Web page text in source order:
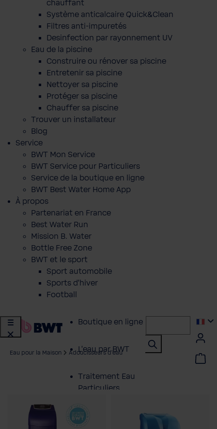
chauffant
Système anticalcaire Quick&Clean
Filtres anti-impuretés
Desinfection par rayonnement UV
Eau de la piscine
Construire ou rénover sa piscine
Entretenir sa piscine
Nettoyer sa piscine
Protéger sa piscine
Chauffer sa piscine
Trouver un installateur
Blog
Service
BWT Mon Service
BWT Service pour Particuliers
Service de la boutique en ligne
BWT Best Water Home App
À propos
Partenariat en France
Best Water Run
Mission B. Water
Bottle Free Zone
BWT et le sport
Sport automobile
Sports d'hiver
Football
Boutique en ligne
L'eau par BWT
Traitement Eau
Particuliers
Service
Eau pour la Maison Adoucisseurs d'eau